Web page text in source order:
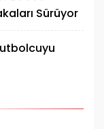
Sürüyor